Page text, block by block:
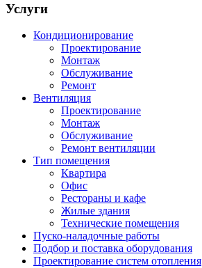
Услуги
Кондиционирование
Проектирование
Монтаж
Обслуживание
Ремонт
Вентиляция
Проектирование
Монтаж
Обслуживание
Ремонт вентиляции
Тип помещения
Квартира
Офис
Рестораны и кафе
Жилые здания
Технические помещения
Пуско-наладочные работы
Подбор и поставка оборудования
Проектирование систем отопления